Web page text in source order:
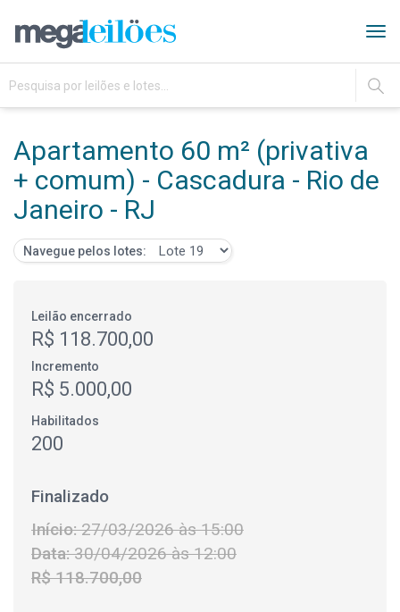
IR
Apartamento 60 m² (privativa
+ comum) - Cascadura - Rio de
Janeiro - RJ
Navegue pelos lotes:
Leilão encerrado
R$ 118.700,00
Incremento
R$ 5.000,00
Habilitados
200
Finalizado
Início:27/03/2026 às 15:00
Data:30/04/2026 às 12:00
R$ 118.700,00